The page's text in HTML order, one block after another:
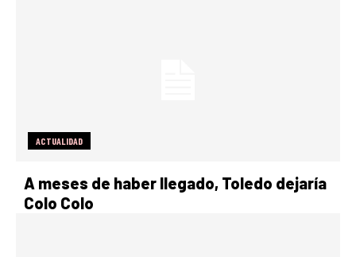
ACTUALIDAD
A meses de haber llegado, Toledo dejaría
Colo Colo